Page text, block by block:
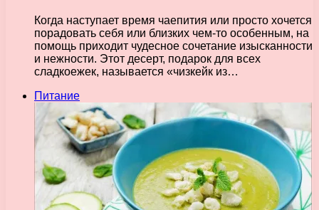
Когда наступает время чаепития или просто хочется
порадовать себя или близких чем-то особенным, на
помощь приходит чудесное сочетание изысканности
и нежности. Этот десерт, подарок для всех
сладкоежек, называется «чизкейк из…
Питание